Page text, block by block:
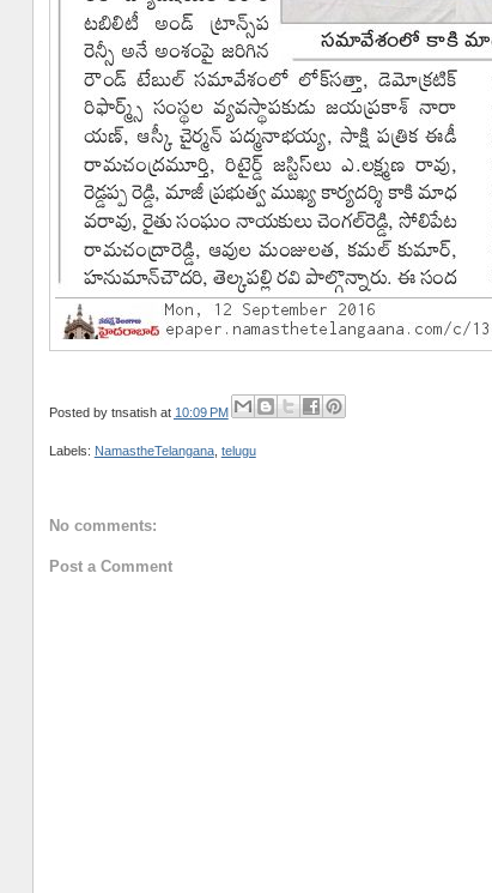
Posted by tnsatish at 10:09 PM
Labels: NamastheTelangana, telugu
No comments:
Post a Comment